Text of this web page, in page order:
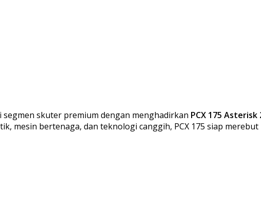
skuter premium dengan menghadirkan PCX 175 Asterisk
mesin bertenaga, dan teknologi canggih, PCX 175 siap